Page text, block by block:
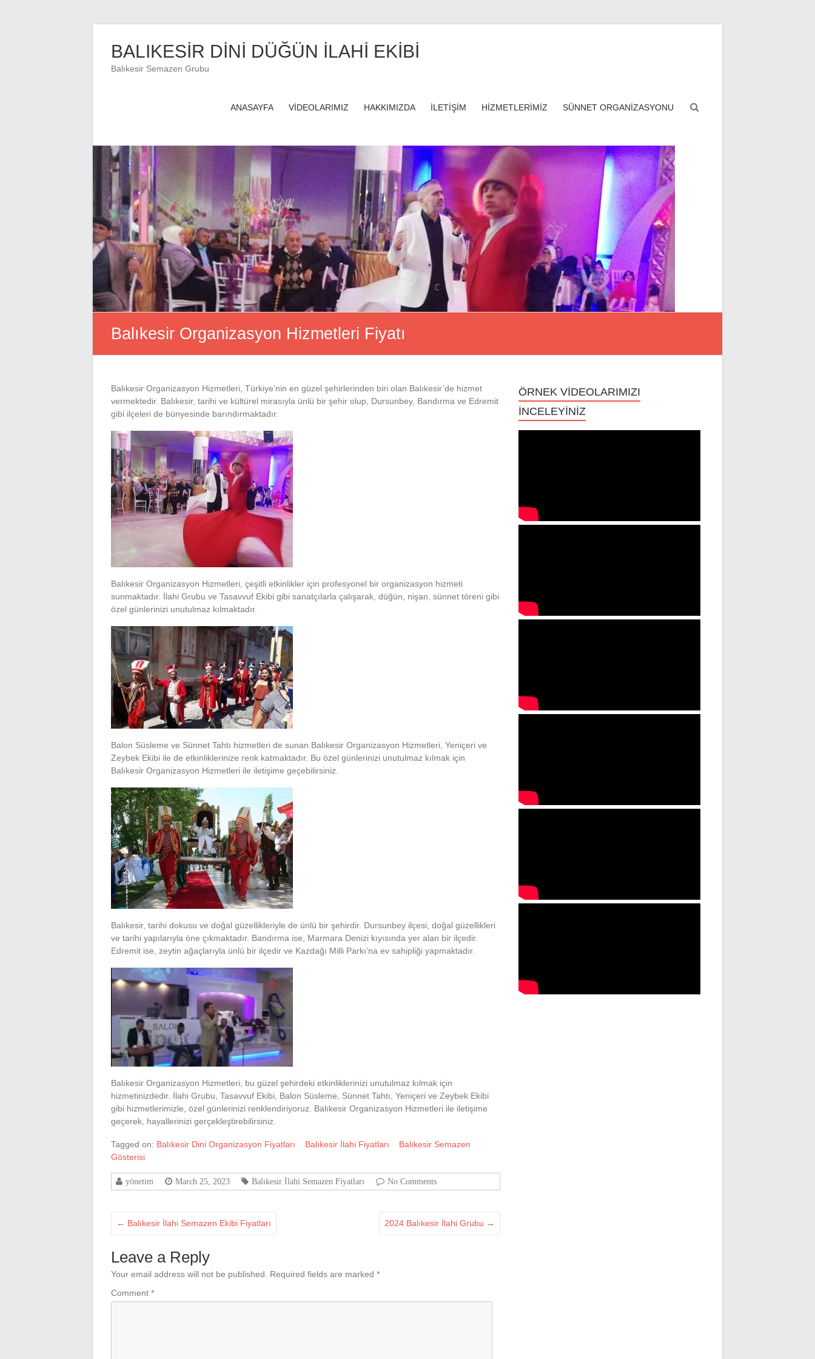
contentBALIKESİR DİNİ DÜĞÜN İLAHİ EKİBİ
Balıkesir Semazen Grubu
ANASAYFA VİDEOLARIMIZ HAKKIMIZDA İLETİŞİM HİZMETLERİMİZ SÜNNET ORGANİZASYONU
Balıkesir Organizasyon Hizmetleri Fiyatı
Balıkesir Organizasyon Hizmetleri, Türkiye’nin en güzel şehirlerinden biri olan Balıkesir’de hizmet
vermektedir. Balıkesir, tarihi ve kültürel mirasıyla ünlü bir şehir olup, Dursunbey, Bandırma ve Edremit
gibi ilçeleri de bünyesinde barındırmaktadır.
Balıkesir Organizasyon Hizmetleri, çeşitli etkinlikler için profesyonel bir organizasyon hizmeti
sunmaktadır. İlahi Grubu ve Tasavvuf Ekibi gibi sanatçılarla çalışarak, düğün, nişan, sünnet töreni gibi
özel günlerinizi unutulmaz kılmaktadır.
Balon Süsleme ve Sünnet Tahtı hizmetleri de sunan Balıkesir Organizasyon Hizmetleri, Yeniçeri ve
Zeybek Ekibi ile de etkinliklerinize renk katmaktadır. Bu özel günlerinizi unutulmaz kılmak için
Balıkesir Organizasyon Hizmetleri ile iletişime geçebilirsiniz.
Balıkesir, tarihi dokusu ve doğal güzellikleriyle de ünlü bir şehirdir. Dursunbey ilçesi, doğal güzellikleri
ve tarihi yapılarıyla öne çıkmaktadır. Bandırma ise, Marmara Denizi kıyısında yer alan bir ilçedir.
Edremit ise, zeytin ağaçlarıyla ünlü bir ilçedir ve Kazdağı Milli Parkı’na ev sahipliği yapmaktadır.
Balıkesir Organizasyon Hizmetleri, bu güzel şehirdeki etkinliklerinizi unutulmaz kılmak için
hizmetinizdedir. İlahi Grubu, Tasavvuf Ekibi, Balon Süsleme, Sünnet Tahtı, Yeniçeri ve Zeybek Ekibi
gibi hizmetlerimizle, özel günlerinizi renklendiriyoruz. Balıkesir Organizasyon Hizmetleri ile iletişime
geçerek, hayallerinizi gerçekleştirebilirsiniz.
Tagged on: Balıkesir Dini Organizasyon Fiyatları Balıkesir İlahi Fiyatları
Balıkesir Semazen
Gösterisi
yönetim March 25, 2023 Balıkesir İlahi Semazen Fiyatları No Comments
← Balıkesir İlahi Semazen Ekibi Fiyatları 2024 Balıkesir İlahi Grubu →
Leave a Reply
Your email address will not be published. Required fields are marked *
Comment *
ÖRNEK VİDEOLARIMIZI
İNCELEYİNİZ